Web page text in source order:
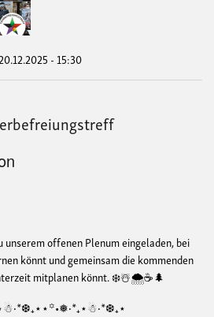
- 15:30
offenen Plenum eingeladen, bei
könnt und gemeinsam die kommenden
mitplanen könnt. ❄️☃️🌨️☕🌲